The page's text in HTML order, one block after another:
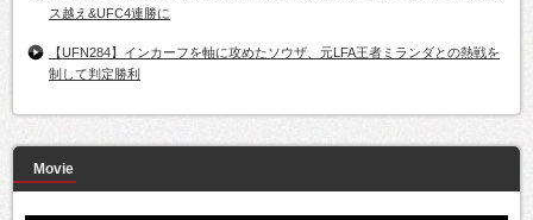
ス越え&UFC4連勝に
【UFN284】インカーフを軸に攻めたソウザ、元LFA王者ミランダとの熱戦を
制して判定勝利
Movie